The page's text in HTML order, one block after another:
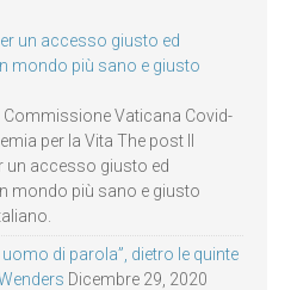
un accesso giusto ed
mondo più sano e giusto
Vaticana Covid-
per la Vita The post Il
un accesso giusto ed
mondo più sano e giusto
uomo di parola”, dietro le quinte
Dicembre 29, 2020